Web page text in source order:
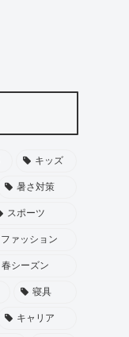
キッズ
暑さ対策
スポーツ
ファッション
春シーズン
寝具
キャリア